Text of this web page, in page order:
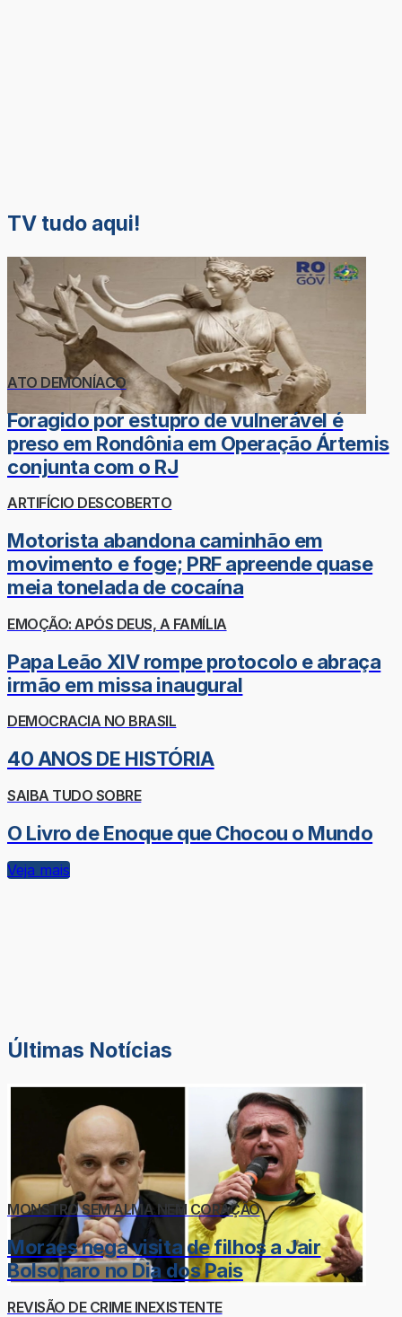
TV tudo aqui!
ATO DEMONÍACO
Foragido por estupro de vulnerável é
preso em Rondônia em Operação Ártemis
conjunta com o RJ
ARTIFÍCIO DESCOBERTO
Motorista abandona caminhão em
movimento e foge; PRF apreende quase
meia tonelada de cocaína
EMOÇÃO: APÓS DEUS, A FAMÍLIA
Papa Leão XIV rompe protocolo e abraça
irmão em missa inaugural
DEMOCRACIA NO BRASIL
40 ANOS DE HISTÓRIA
SAIBA TUDO SOBRE
O Livro de Enoque que Chocou o Mundo
Veja mais
Últimas Notícias
MONSTRO SEM ALMA NEM CORAÇÃO
Moraes nega visita de filhos a Jair
Bolsonaro no Dia dos Pais
REVISÃO DE CRIME INEXISTENTE